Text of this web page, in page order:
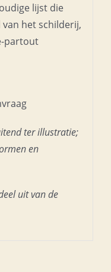
lijst die
het schilderij,
partout
ter illustratie;
en
uit van de